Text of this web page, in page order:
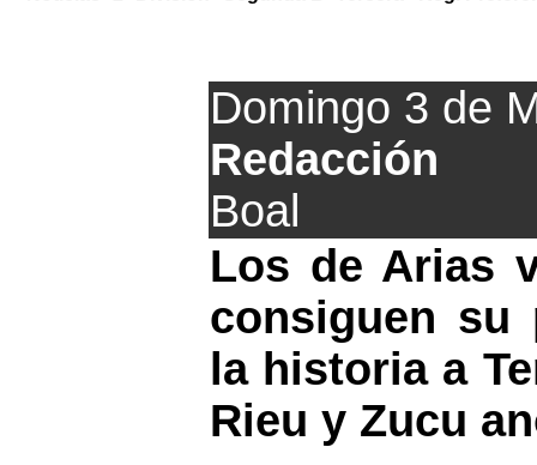
Domingo 3 de
Redacción
Boal
Los de Arias
consiguen su
la historia a
Rieu y Zucu